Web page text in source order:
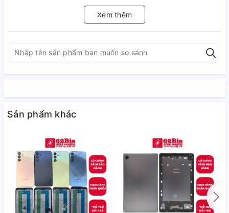
Xem thêm
Sản phẩm khác